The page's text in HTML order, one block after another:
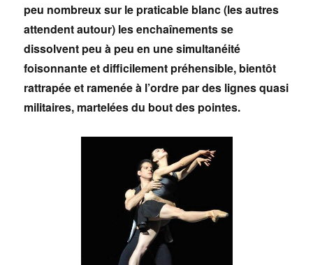
peu nombreux sur le praticable blanc (les autres
attendent autour) les enchaînements se
dissolvent peu à peu en une simultanéité
foisonnante et difficilement préhensible, bientôt
rattrapée et ramenée à l’ordre par des lignes quasi
militaires, martelées du bout des pointes.